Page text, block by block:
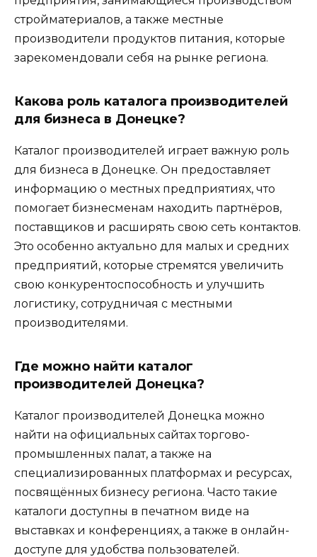
стройматериалов, а также местные
производители продуктов питания, которые
зарекомендовали себя на рынке региона.
Какова роль каталога производителей
для бизнеса в Донецке?
Каталог производителей играет важную роль
для бизнеса в Донецке. Он предоставляет
информацию о местных предприятиях, что
помогает бизнесменам находить партнёров,
поставщиков и расширять свою сеть контактов.
Это особенно актуально для малых и средних
предприятий, которые стремятся увеличить
свою конкурентоспособность и улучшить
логистику, сотрудничая с местными
производителями.
Где можно найти каталог
производителей Донецка?
Каталог производителей Донецка можно
найти на официальных сайтах торгово-
промышленных палат, а также на
специализированных платформах и ресурсах,
посвящённых бизнесу региона. Часто такие
каталоги доступны в печатном виде на
выставках и конференциях, а также в онлайн-
доступе для удобства пользователей.